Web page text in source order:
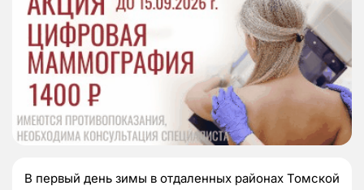
В первый день зимы в отдаленных районах Томской